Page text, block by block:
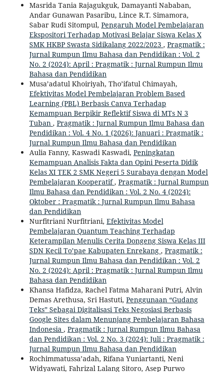
Masrida Tania Rajagukguk, Damayanti Nababan,
Andar Gunawan Pasaribu, Lince R.T. Simamora,
Sabar Rudi Sitompul, Pengaruh Model Pembelajaran
Ekspositori Terhadap Motivasi Belajar Siswa Kelas X
SMK HKBP Swasta Sidikalang 2022/2023 , Pragmatik :
Jurnal Rumpun Ilmu Bahasa dan Pendidikan : Vol. 2
No. 2 (2024): April : Pragmatik : Jurnal Rumpun Ilmu
Bahasa dan Pendidikan
Musa’adatul Khoiriyah, Tho’ifatul Chimayah,
Efektivitas Model Pembelajaran Problem Based
Learning (PBL) Berbasis Canva Terhadap
Kemampuan Berpikir Reflektif Siswa di MTs N 3
Tuban , Pragmatik : Jurnal Rumpun Ilmu Bahasa dan
Pendidikan : Vol. 4 No. 1 (2026): Januari : Pragmatik :
Jurnal Rumpun Ilmu Bahasa dan Pendidikan
Aulia Fanny, Kaswadi Kaswadi, Peningkatan
Kemampuan Analisis Fakta dan Opini Peserta Didik
Kelas XI TEK 2 SMK Negeri 5 Surabaya dengan Model
Pembelajaran Kooperatif, Pragmatik : Jurnal Rumpun
Ilmu Bahasa dan Pendidikan : Vol. 2 No. 4 (2024):
Oktober : Pragmatik : Jurnal Rumpun Ilmu Bahasa
dan Pendidikan
Nurfitriani Nurfitriani, Efektivitas Model
Pembelajaran Quantum Teaching Terhadap
Keterampilan Menulis Cerita Dongeng Siswa Kelas III
SDN Kecil To’pae Kabupaten Enrekang , Pragmatik :
Jurnal Rumpun Ilmu Bahasa dan Pendidikan : Vol. 2
No. 2 (2024): April : Pragmatik : Jurnal Rumpun Ilmu
Bahasa dan Pendidikan
Khansa Hafidza, Rachel Fatma Maharani Putri, Alvin
Demas Arethusa, Sri Hastuti, Penggunaan “Gudang
Teks” Sebagai Digitalisasi Teks Negosiasi Berbasis
Google Sites dalam Menunjang Pembelajaran Bahasa
Indonesia , Pragmatik : Jurnal Rumpun Ilmu Bahasa
dan Pendidikan : Vol. 2 No. 3 (2024): Juli : Pragmatik :
Jurnal Rumpun Ilmu Bahasa dan Pendidikan
Rochimmatussa’adah, Rifana Yuniartanti, Neni
Widyawati, Fahrizal Lalang Sitoro, Asep Purwo